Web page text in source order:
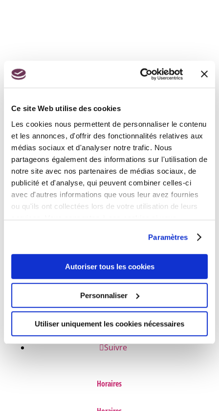
Ce site Web utilise des cookies
Les cookies nous permettent de personnaliser le contenu
et les annonces, d'offrir des fonctionnalités relatives aux
médias sociaux et d'analyser notre trafic. Nous
partageons également des informations sur l'utilisation de
notre site avec nos partenaires de médias sociaux, de
publicité et d'analyse, qui peuvent combiner celles-ci
avec d'autres informations que vous leur avez fournies
ou qu'ils ont collectées lors de votre utilisation de leurs
services. Vous consentez à nos cookies si vous
Paramètres
Autoriser tous les cookies
Personnaliser
Utiliser uniquement les cookies nécessaires
CONTACTS
Coordonnées
Mairie de Civrieux d’Azergues
200 Rue de la Mairie
69380 Civrieux d’Azergues
04 78 43 04 17
NUMÉROS D'URGENCE
FAQ
Suivre
Suivre
Horaires